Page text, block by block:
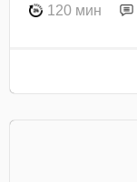
120 мин